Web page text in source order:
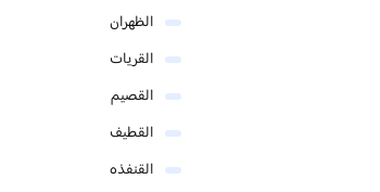
الظهران
القريات
القصيم
القطيف
القنفذه